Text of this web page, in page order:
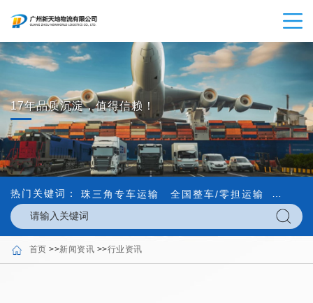
17年品质沉淀，值得信赖！
热门关键词： 珠三角专车运输 全国整车/零担运输 内外贸
首页 >>新闻资讯 >>行业资讯